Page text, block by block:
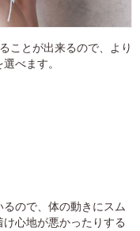
ことが出来るので、より
べます。
ので、体の動きにスム
心地が悪かったりする